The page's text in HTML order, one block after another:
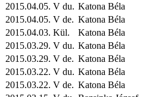
2015.04.05. V du. Katona Béla
2015.04.05. V de. Katona Béla
2015.04.03. Kül. Katona Béla
2015.03.29. V du. Katona Béla
2015.03.29. V de. Katona Béla
2015.03.22. V du. Katona Béla
2015.03.22. V de. Katona Béla